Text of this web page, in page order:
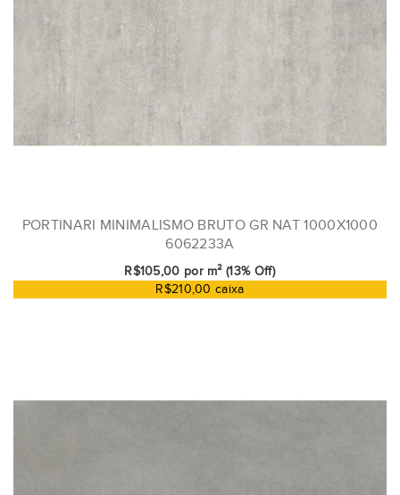
PORTINARI MINIMALISMO BRUTO GR NAT 1000X1000
6062233A
R$105,00 por m² (13% Off)
R$210,00 caixa